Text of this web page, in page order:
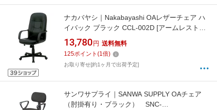
ナカバヤシ｜Nakabayashi OAレザーチェア ハ
イバック ブラック CCL-002D [アームレストあ
り]
13,780 円 送料無料
125ポイント (1倍)
お取り寄せ[約1ヶ月で出荷予定]
サンワサプライ｜SANWA SUPPLY OAチェア
（肘掛有り・ブラック） SNC-